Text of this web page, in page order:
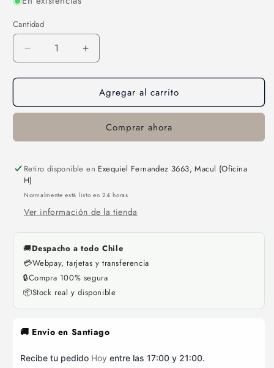
Cantidad
Reducir
cantidad
para
250ml
Aumentar
cantidad
para
Raizer
250ml
Wonderland
Agregar al carrito
Comprar ahora
Retiro disponible en Exequiel Fernandez 3663, Macul (Oficina
H)
Normalmente está listo en 24 horas
Ver información de la tienda
🚚Despacho a todo Chile
💳Webpay, tarjetas y transferencia
🔒Compra 100% segura
📦Stock real y disponible
🚚 Envío en Santiago
Recibe tu pedido Hoy entre las 17:00 y 21:00.